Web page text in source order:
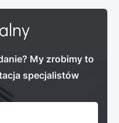
My zrobimy to
specjalistów